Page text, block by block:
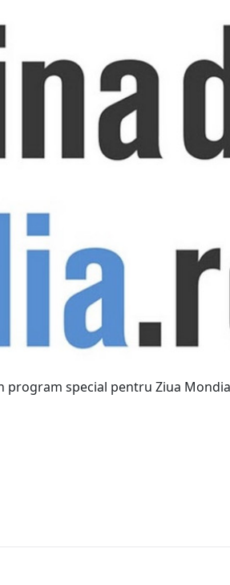
program special pentru Ziua